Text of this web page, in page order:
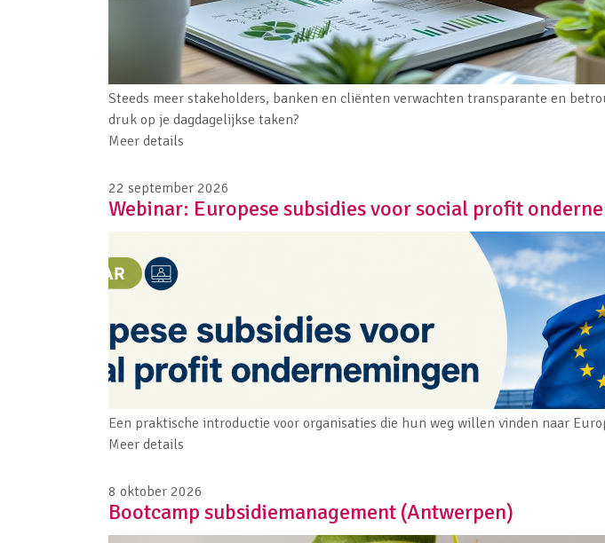
Steeds meer stakeholders, banken en cliënten verwachten transparante en
druk op je dagdagelijkse taken?
Meer details
22 september 2026
Webinar: Europese subsidies voor social profit
Een praktische introductie voor organisaties die hun weg willen vinden naar
Meer details
8 oktober 2026
Bootcamp subsidiemanagement (Antwerpen)